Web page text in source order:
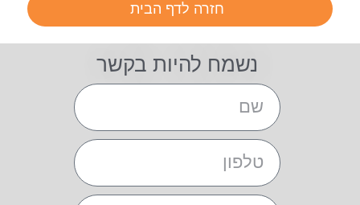
חזרה לדף הבית
נשמח להיות בקשר